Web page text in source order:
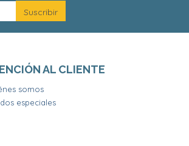
AL CLIENTE
somos
especiales